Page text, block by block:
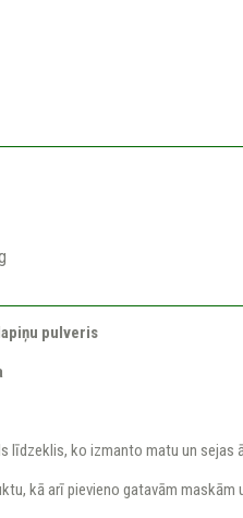
pulveris
līdzeklis, ko izmanto matu un sejas
kā arī pievieno gatavām maskām